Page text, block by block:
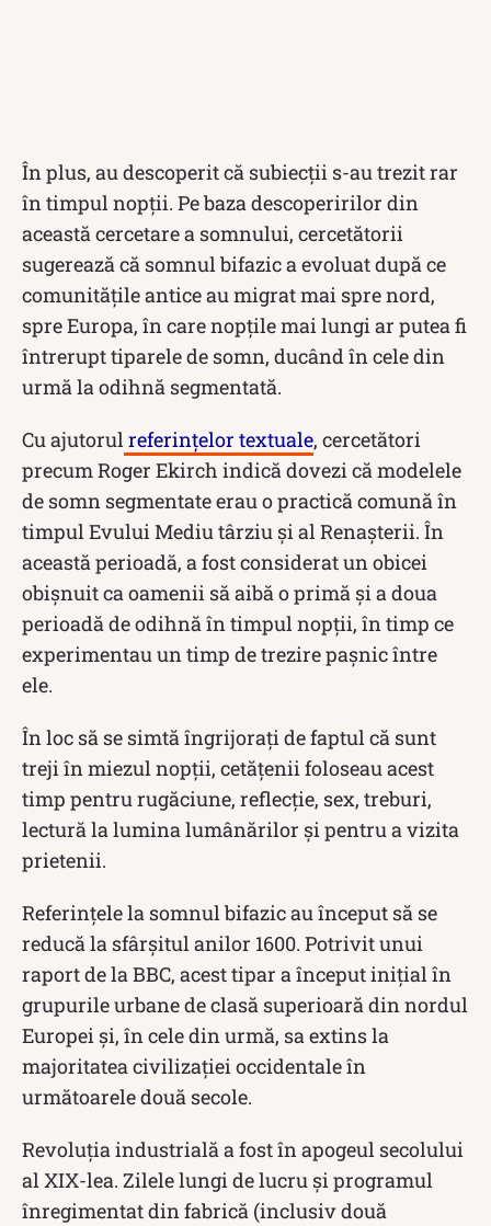
În plus, au descoperit că subiecții s-au trezit rar
în timpul nopții. Pe baza descoperirilor din
această cercetare a somnului, cercetătorii
sugerează că somnul bifazic a evoluat după ce
comunitățile antice au migrat mai spre nord,
spre Europa, în care nopțile mai lungi ar putea fi
întrerupt tiparele de somn, ducând în cele din
urmă la odihnă segmentată.
Cu ajutorul referințelor textuale, cercetători
precum Roger Ekirch indică dovezi că modelele
de somn segmentate erau o practică comună în
timpul Evului Mediu târziu și al Renașterii. În
această perioadă, a fost considerat un obicei
obișnuit ca oamenii să aibă o primă și a doua
perioadă de odihnă în timpul nopții, în timp ce
experimentau un timp de trezire pașnic între
ele.
În loc să se simtă îngrijorați de faptul că sunt
treji în miezul nopții, cetățenii foloseau acest
timp pentru rugăciune, reflecție, sex, treburi,
lectură la lumina lumânărilor și pentru a vizita
prietenii.
Referințele la somnul bifazic au început să se
reducă la sfârșitul anilor 1600. Potrivit unui
raport de la BBC, acest tipar a început inițial în
grupurile urbane de clasă superioară din nordul
Europei și, în cele din urmă, sa extins la
majoritatea civilizației occidentale în
următoarele două secole.
Revoluția industrială a fost în apogeul secolului
al XIX-lea. Zilele lungi de lucru și programul
înregimentat din fabrică (inclusiv două